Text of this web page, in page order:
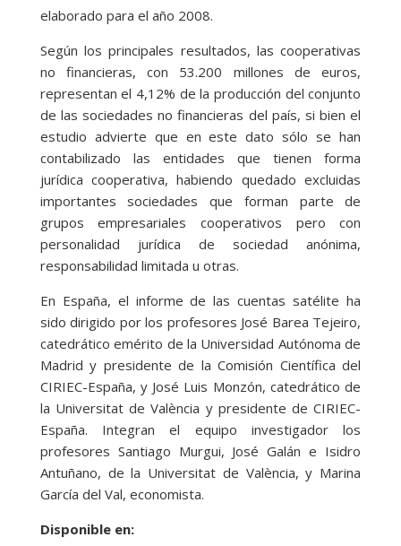
elaborado para el año 2008.
Según los principales resultados, las cooperativas
no financieras, con 53.200 millones de euros,
representan el 4,12% de la producción del conjunto
de las sociedades no financieras del país, si bien el
estudio advierte que en este dato sólo se han
contabilizado las entidades que tienen forma
jurídica cooperativa, habiendo quedado excluidas
importantes sociedades que forman parte de
grupos empresariales cooperativos pero con
personalidad jurídica de sociedad anónima,
responsabilidad limitada u otras.
En España, el informe de las cuentas satélite ha
sido dirigido por los profesores José Barea Tejeiro,
catedrático emérito de la Universidad Autónoma de
Madrid y presidente de la Comisión Científica del
CIRIEC-España, y José Luis Monzón, catedrático de
la Universitat de València y presidente de CIRIEC-
España. Integran el equipo investigador los
profesores Santiago Murgui, José Galán e Isidro
Antuñano, de la Universitat de València, y Marina
García del Val, economista.
Disponible en: